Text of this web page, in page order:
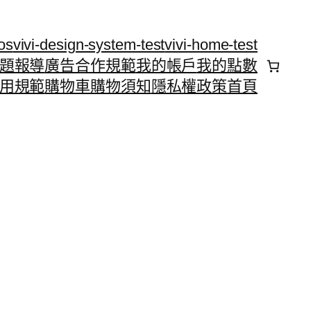
vivi-design-system-testvivi-home-test
報導廣告合作規範我的帳戶我的點數
規範購物車購物須知 隱私權政策首頁